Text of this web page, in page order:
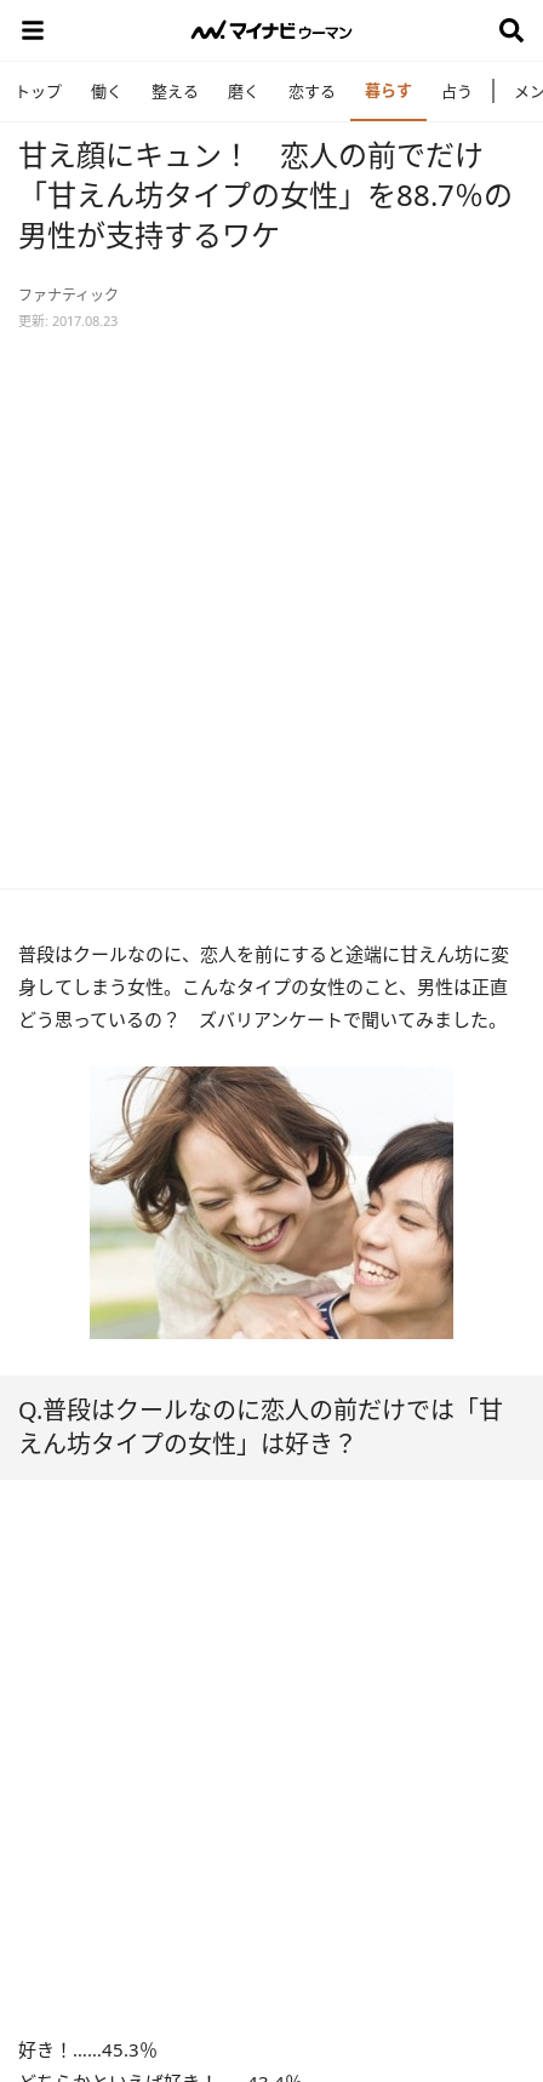
トップ 働く 整える 磨く 恋する 暮らす 占う メ
甘え顔にキュン！ 恋人の前でだけ
「甘えん坊タイプの女性」を88.7％の
男性が支持するワケ
ファナティック
更新: 2017.08.23
普段はクールなのに、恋人を前にすると途端に甘えん坊に変
身してしまう女性。こんなタイプの女性のこと、男性は正直
どう思っているの？ ズバリアンケートで聞いてみました。
Q.普段はクールなのに恋人の前だけでは「甘
えん坊タイプの女性」は好き？
好き！……45.3％